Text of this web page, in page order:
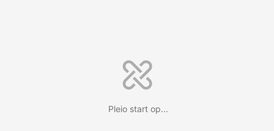
Pleio start op...